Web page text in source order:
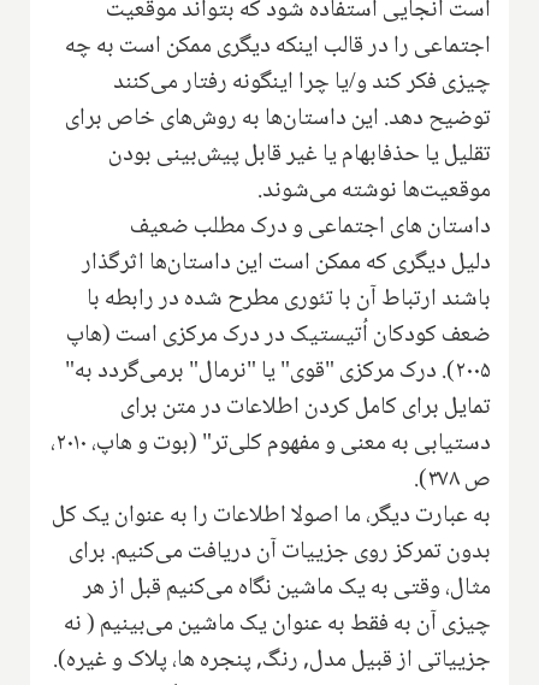
است آنجایی استفاده شود که بتواند موقعیت
اجتماعی را در قالب اینکه دیگری ممکن است به چه
چیزی فکر کند و/یا چرا اینگونه رفتار می‌کنند
توضیح دهد. این داستان‌ها به روش‌های خاص برای
تقلیل یا حذفابهام یا غیر قابل پیش‌بینی بودن
موقعیت‌ها نوشته می‌شوند.
داستان های اجتماعی و درک مطلب ضعیف
دلیل دیگری که ممکن است این داستان‌ها اثرگذار
باشند ارتباط آن با تئوری مطرح شده در رابطه با
ضعف کودکان اُتیستیک در درک مرکزی است (هاپ
۲۰۰۵). درک مرکزی "قوی" یا "نرمال" بر‌می‌گردد به"
تمایل برای کامل کردن اطلاعات در متن برای
دستیابی به معنی و مفهوم کلی‌تر" (بوت و هاپ، ۲۰۱۰،
ص ۳۷۸).
به عبارت دیگر، ما اصولا اطلاعات را به عنوان یک کل
بدون تمرکز روی جزییات آن دریافت می‌کنیم. برای
مثال، وقتی به یک ماشین نگاه می‌کنیم قبل از هر
چیزی آن به فقط به عنوان یک ماشین می‌بینیم ( نه
جزییاتی از قبیل مدل, رنگ, پنجره ها، پلاک و غیره).